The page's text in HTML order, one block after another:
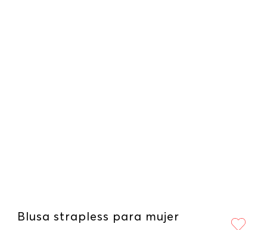
Blusa strapless para mujer